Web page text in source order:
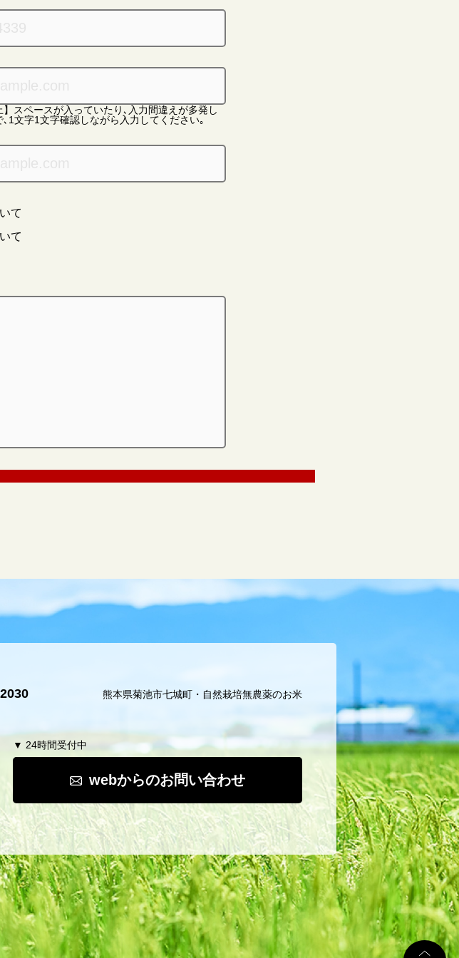
スペースが入っていたり､入力間違えが多発し
､1文字1文字確認しながら入力してください｡
て
て
熊本県菊池市七城町・自然栽培無農薬のお米
▼ 24時間受付中
webからのお問い合わせ